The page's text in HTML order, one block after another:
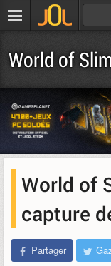
World of
World of
capture
Partager